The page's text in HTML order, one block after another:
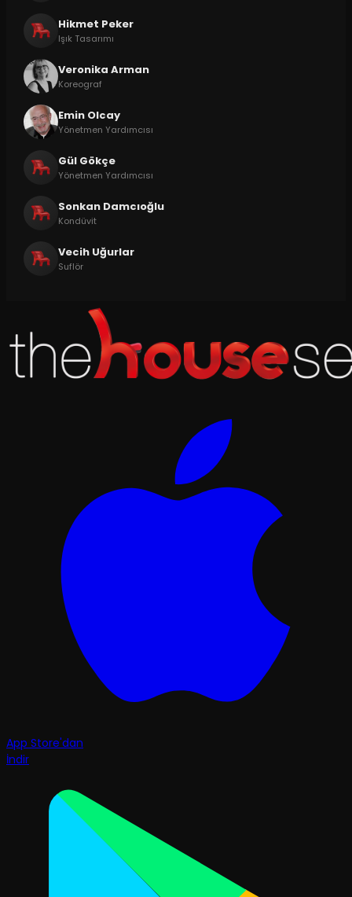
Hikmet Peker
Işık Tasarımı
Veronika Arman
Koreograf
Emin Olcay
Yönetmen Yardımcısı
Gül Gökçe
Yönetmen Yardımcısı
Sonkan Damcıoğlu
Kondüvit
Vecih Uğurlar
Suflör
App Store'dan
İndir